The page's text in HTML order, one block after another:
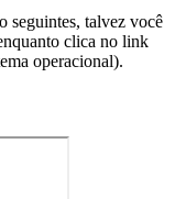
seguintes, talvez você
clica no link
operacional).